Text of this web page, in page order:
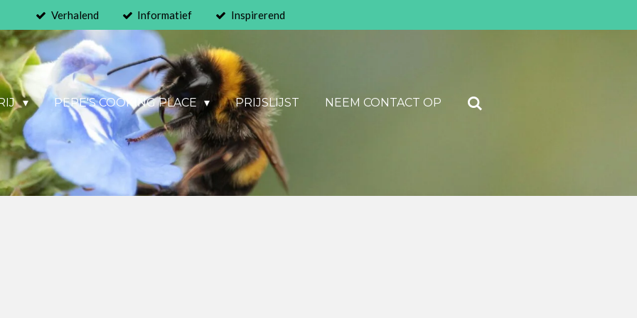
Verhalend Informatief Inspirerend
PEPE'S COOKING PLACE PRIJSLIJST NEEM CONTACT OP